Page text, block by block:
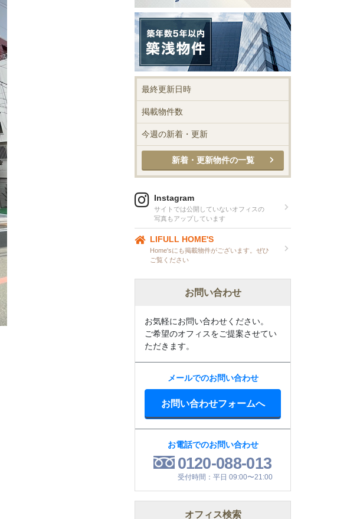
最終更新日時
掲載物件数
今週の新着・更新
新着・更新物件の一覧
Instagram
サイトでは公開していないオフィスの
写真もアップしています
LIFULL HOME'S
Home'sにも掲載物件がございます。ぜひ
ご覧ください
お問い合わせ
お気軽にお問い合わせください。
ご希望のオフィスをご提案させてい
ただきます。
メールでのお問い合わせ
お問い合わせフォームへ
お電話でのお問い合わせ
0120-088-013
受付時間：平日 09:00〜21:00
オフィス検索